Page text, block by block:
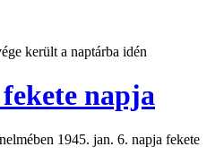
került a naptárba idén
napja
1945. jan. 6. napja fekete